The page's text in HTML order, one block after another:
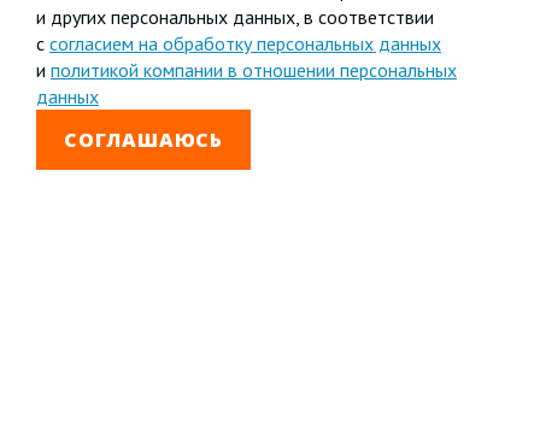
и других персональных данных, в соответствии
с согласием на обработку персональных данных
и политикой компании в отношении персональных
данных
СОГЛАШАЮСЬ